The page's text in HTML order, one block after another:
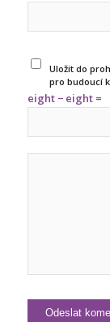
Uložit do
pro budoucí
eight − eight =